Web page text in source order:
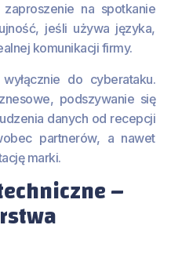
na spotkanie
jeśli używa języka,
komunikacji firmy.
do cyberataku.
podszywanie się
danych od recepcji
partnerów, a nawet
marki.
–